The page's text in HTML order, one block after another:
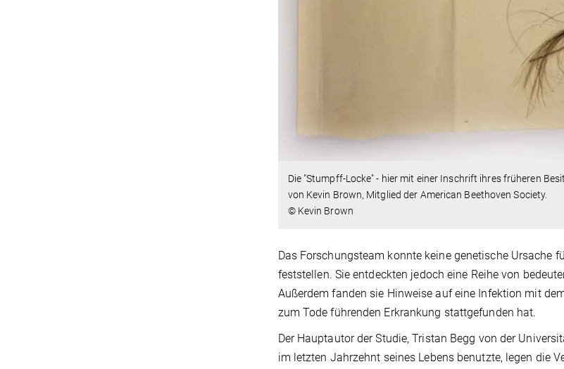
Die "Stumpff-Locke" - hier mit einer Inschrift ihres früheren
von Kevin Brown, Mitglied der American Beethoven Society.
© Kevin Brown
Das Forschungsteam konnte keine genetische Ursache
feststellen. Sie entdeckten jedoch eine Reihe von
Außerdem fanden sie Hinweise auf eine Infektion mit
zum Tode führenden Erkrankung stattgefunden hat.
Der Hauptautor der Studie, Tristan Begg von der
im letzten Jahrzehnt seines Lebens benutzte, legen die